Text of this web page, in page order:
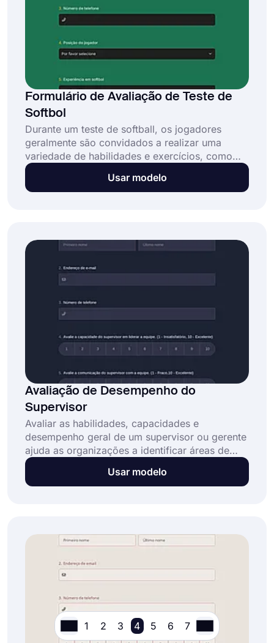
Formulário de Avaliação de Teste de
Softbol
Durante um teste de softball, os jogadores
geralmente são convidados a realizar uma
variedade de habilidades e exercícios, como
defesa, rebatida, arremesso e corrida das
bases. Use o modelo de formulário gratuito do
Usar modelo
Avaliação de Desempenho do
Supervisor
Avaliar as habilidades, capacidades e
desempenho geral de um supervisor ou gerente
ajuda as organizações a identificar áreas de
melhoria. Use o modelo de formulário de
avaliação de desempenho do supervisor do
Usar modelo
1 2 3 4 5 6 7